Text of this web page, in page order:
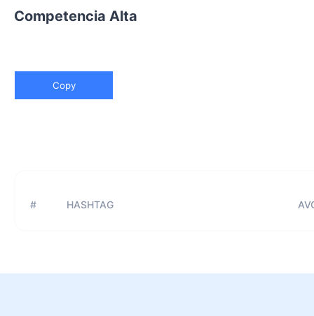
Competencia Alta
Copy
# HASHTAG